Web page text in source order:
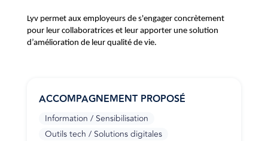
Lyv permet aux employeurs de s'engager concrètement
pour leur collaboratrices et leur apporter une solution
d’amélioration de leur qualité de vie.
ACCOMPAGNEMENT PROPOSÉ
Information / Sensibilisation
Outils tech / Solutions digitales